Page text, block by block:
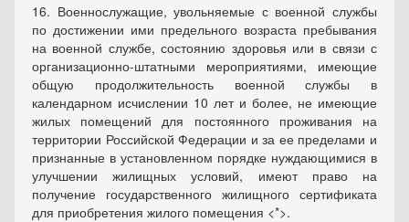
16. Военнослужащие, увольняемые с военной службы
по достижении ими предельного возраста пребывания
на военной службе, состоянию здоровья или в связи с
организационно-штатными мероприятиями, имеющие
общую продолжительность военной службы в
календарном исчислении 10 лет и более, не имеющие
жилых помещений для постоянного проживания на
территории Российской Федерации и за ее пределами и
признанные в установленном порядке нуждающимися в
улучшении жилищных условий, имеют право на
получение государственного жилищного сертификата
для приобретения жилого помещения <*>.